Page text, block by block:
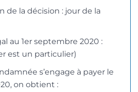
de la décision : jour de la
au 1er septembre 2020 :
est un particulier)
s’engage à payer le
on obtient :